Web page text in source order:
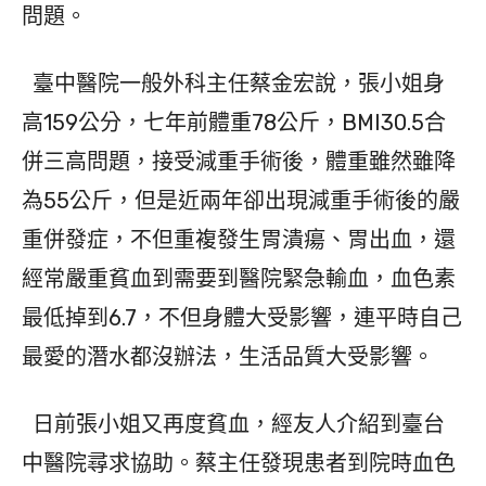
問題。
臺中醫院一般外科主任蔡金宏說，張小姐身
高159公分，七年前體重78公斤，BMI30.5合
併三高問題，接受減重手術後，體重雖然雖降
為55公斤，但是近兩年卻出現減重手術後的嚴
重併發症，不但重複發生胃潰瘍、胃出血，還
經常嚴重貧血到需要到醫院緊急輸血，血色素
最低掉到6.7，不但身體大受影響，連平時自己
最愛的潛水都沒辦法，生活品質大受影響。
日前張小姐又再度貧血，經友人介紹到臺台
中醫院尋求協助。蔡主任發現患者到院時血色